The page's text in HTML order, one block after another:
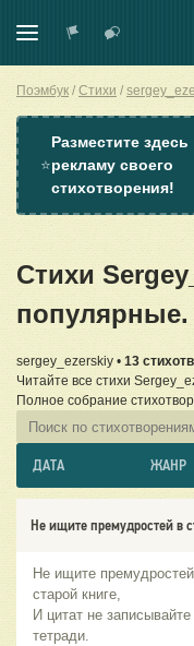
Поэмбук Стихи
⭐
Разместите здесь
рекламу своего
стихотворения!
Стихи
популярные.
sergey_ezerskiy • 13
Читайте все стихи
Полное собрание
ДАТА ЖАНР
Не ищите премудростей в
Не ищите
старой книге,
И цитат не записывайте
тетради.